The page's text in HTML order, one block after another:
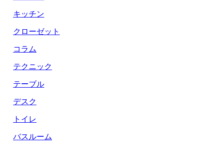
キッチン
クローゼット
コラム
テクニック
テーブル
デスク
トイレ
バスルーム